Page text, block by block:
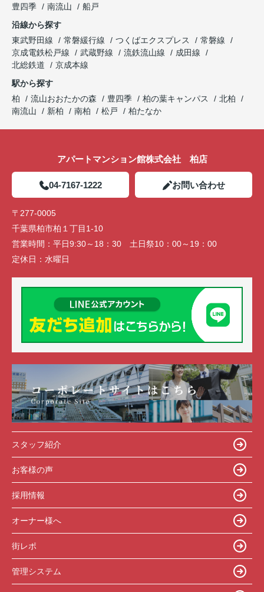
豊四季
南流山
船戸
沿線から探す
東武野田線
常磐緩行線 つくばエクスプレス
常磐線
京成電鉄松戸線
武蔵野線 流鉄流山線
成田線
北総鉄道
京成本線
駅から探す
柏
流山おおたかの森 豊四季 柏の葉キャンパス
北柏
南流山
新柏 南柏 松戸 柏たなか
アパートマンション館株式会社 柏店
04-7167-1222 お問い合わせ
〒277-0005
千葉県柏市柏１丁目1-10
営業時間： 平日9:30～18：30 土日祭10：00～19：00
定休日： 水曜日
スタッフ紹介
お客様の声
採用情報
オーナー様へ
街レポ
管理システム